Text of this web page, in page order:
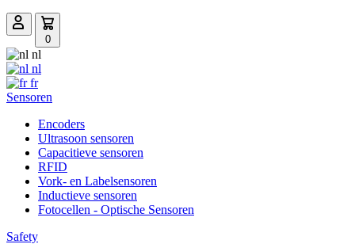
0
nl
nl
fr
Sensoren
Encoders
Ultrasoon sensoren
Capacitieve sensoren
RFID
Vork- en Labelsensoren
Inductieve sensoren
Fotocellen - Optische Sensoren
Safety